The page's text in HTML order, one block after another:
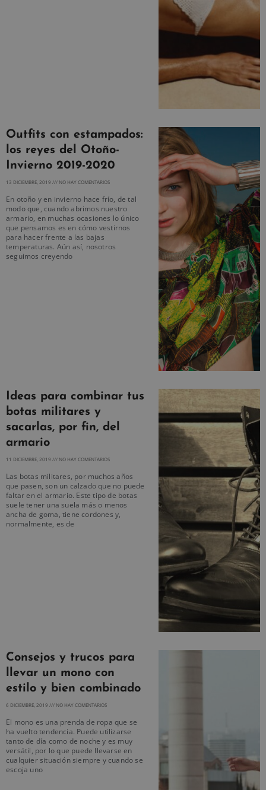
Outfits con estampados:
los reyes del Otoño-
Invierno 2019-2020
13 DICIEMBRE, 2019 NO HAY COMENTARIOS
En otoño y en invierno hace frío, de tal
modo que, cuando abrimos nuestro
armario, en muchas ocasiones lo único
que pensamos es en cómo vestirnos
para hacer frente a las bajas
temperaturas. Aún así, nosotros
seguimos creyendo
Ideas para combinar tus
botas militares y
sacarlas, por fin, del
armario
11 DICIEMBRE, 2019 NO HAY COMENTARIOS
Las botas militares, por muchos años
que pasen, son un calzado que no puede
faltar en el armario. Este tipo de botas
suele tener una suela más o menos
ancha de goma, tiene cordones y,
normalmente, es de
Consejos y trucos para
llevar un mono con
estilo y bien combinado
6 DICIEMBRE, 2019 NO HAY COMENTARIOS
El mono es una prenda de ropa que se
ha vuelto tendencia. Puede utilizarse
tanto de día como de noche y es muy
versátil, por lo que puede llevarse en
cualquier situación siempre y cuando se
escoja uno